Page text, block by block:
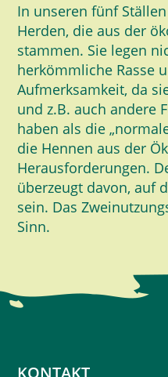
In unseren fünf
Herden, die aus der
stammen. Sie legen
herkömmliche Rasse
Aufmerksamkeit, da
und z.B. auch andere
haben als die
die Hennen aus der
Herausforderungen.
überzeugt davon, auf
sein. Das
Sinn.
KONTAKT